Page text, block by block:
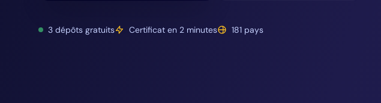
3 dépôts gratuits Certificat en 2 minutes 181 pays